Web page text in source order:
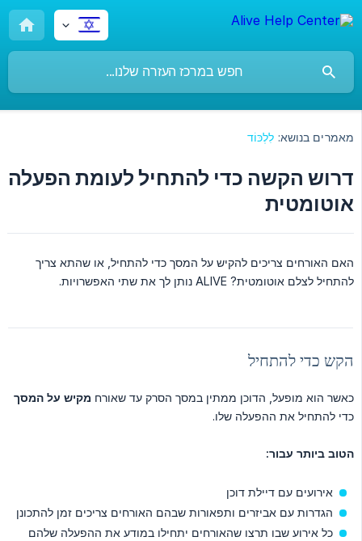
מאמרים בנושא: לִלְכּוֹד
דרוש הקשה כדי להתחיל לעומת הפעלה
אוטומטית
האם האורחים צריכים להקיש על המסך כדי להתחיל, או שהתא צריך
להתחיל לצלם אוטומטית? ALIVE נותן לך את שתי האפשרויות.
הקש כדי להתחיל
כאשר הוא מופעל, הדוכן ממתין במסך הסרק עד שאורח מקיש על המסך
כדי להתחיל את ההפעלה שלו.
הטוב ביותר עבור:
אירועים עם דיילת דוכן
הגדרות עם אביזרים ותפאורות שבהם האורחים צריכים זמן להתכונן
כל אירוע שבו תרצו שהאורחים יתחילו במודע את ההפעלה שלהם